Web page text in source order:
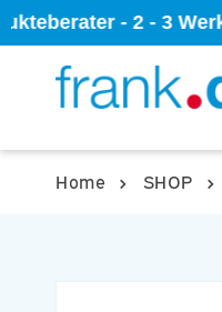
- 2 - 3
Direkt
zum
Inhalt
Home SHOP